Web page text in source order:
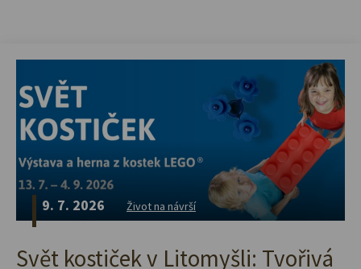
9. 7. 2026 Život na návrší
Svět kostiček v Litomyšli: Tvořivá